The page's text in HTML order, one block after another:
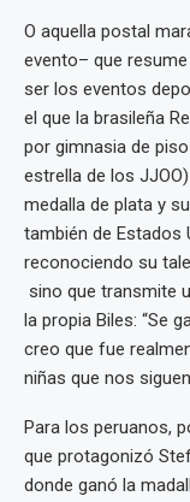
O aquella postal
evento– que
ser los eventos
el que la brasileña
por gimnasia de
estrella de los
medalla de plata y
también de Estados
reconociendo su
sino que transmite
la propia Biles: “Se
creo que fue
niñas que nos
Para los peruanos,
que protagonizó
donde ganó la